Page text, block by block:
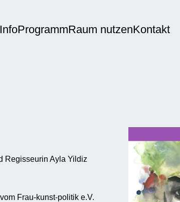
InfoProgrammRaum nutzenKontakt
Regisseurin Ayla Yildiz
Frau-kunst-politik e.V.